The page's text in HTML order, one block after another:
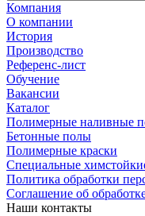
Компания
О компании
История
Производство
Референс-лист
Обучение
Вакансии
Каталог
Полимерные наливные
Бетонные полы
Полимерные краски
Специальные
Политика обработки
Cоглашение об
Наши контакты